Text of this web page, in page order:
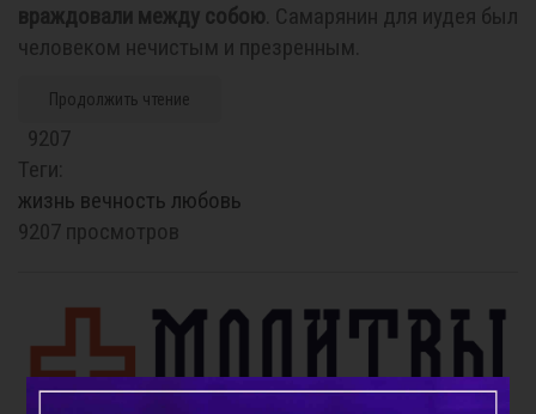
враждовали между собою . Самарянин для иудея был
человеком нечистым и презренным.
Продолжить чтение
9207
Теги:
жизнь вечность любовь
9207 просмотров